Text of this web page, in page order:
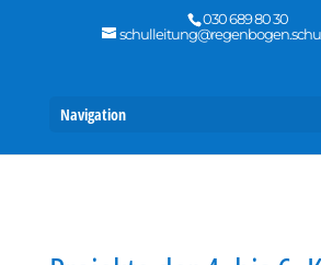
030 689 80 30
Navigation